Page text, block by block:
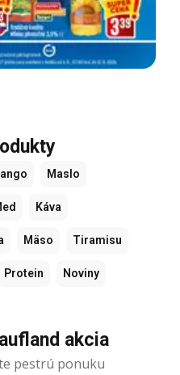
Maslo
Káva
Mäso Tiramisu
Protein Noviny
akcia
pestrú ponuku